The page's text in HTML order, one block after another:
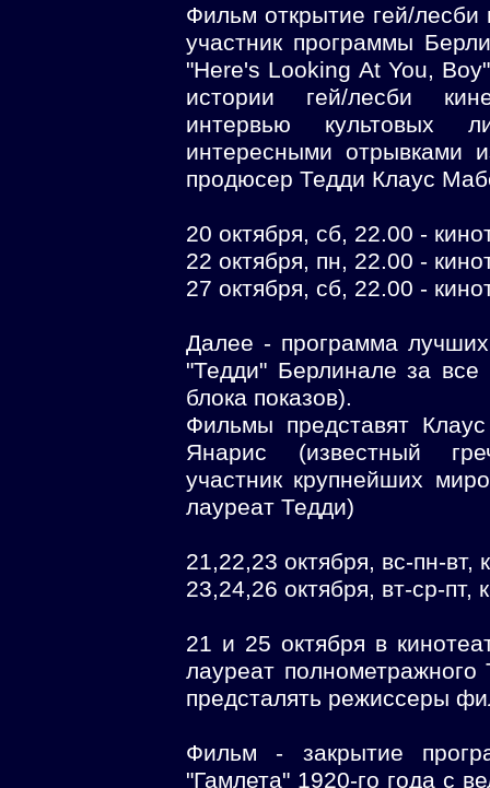
Фильм открытие гей/
участник программы
"Here's Looking At You,
истории гей/лесби
интервью культовых
интересными отрывками
продюсер Тедди Клаус
20 октября, сб, 22.00 -
22 октября, пн, 22.00 -
27 октября, сб, 22.00 -
Далее - программа лучших
"Тедди" Берлинале за все
блока показов).
Фильмы представят
Янарис (известный
участник крупнейших
лауреат Тедди)
21,22,23 октября, вс-пн-вт,
23,24,26 октября, вт-ср-пт,
21 и 25 октября в
лауреат
предсталять режиссеры
Фильм - закрытие
"Гамлета" 1920-го года с